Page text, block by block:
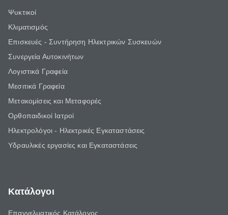
Ψυκτικοί
Κλιματισμός
Επισκευές - Συντήρηση Ηλεκτρικών Συσκευών
Συνεργεία Αυτοκινήτων
Λογιστικά Γραφεία
Μεσιτικά Γραφεία
Μετακομίσεις και Μεταφορές
Ορθοπαιδικοί Ιατροί
Ηλεκτρολόγοι - Ηλεκτρικές Εγκαταστάσεις
Υδραυλικές εργασίες και Εγκαταστάσεις
Κατάλογοι
Επαγγελματικός Κατάλογος